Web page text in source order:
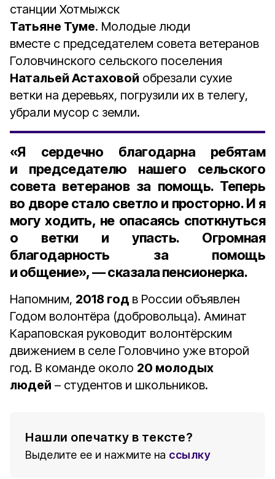
станции Хотмыжск
Татьяне Туме. Молодые люди
вместе с председателем совета ветеранов
Головчинского сельского поселения
Натальей Астаховой обрезали сухие
ветки на деревьях, погрузили их в телегу,
убрали мусор с земли.
«Я сердечно благодарна ребятам
и председателю нашего сельского
совета ветеранов за помощь. Теперь
во дворе стало светло и просторно. И я
могу ходить, не опасаясь споткнуться
о ветки и упасть. Огромная
благодарность за помощь
и общение», — сказала пенсионерка.
Напомним, 2018 год в России объявлен
Годом волонтёра (добровольца). Аминат
Караповская руководит волонтёрским
движением в селе Головчино уже второй
год. В команде около 20 молодых
людей – студентов и школьников.
Нашли опечатку в тексте?
Выделите ее и нажмите на ссылку